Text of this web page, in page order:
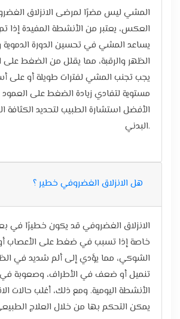
المشي ليس مضرًا لمرضى الانزلاق
العكس، يعتبر من الأنشطة المفيدة
يساعد المشي في تحسين الدورة الدموية
الظهر والرقبة، مما يقلل من الضغط
يجب تجنب المشي لفترات طويلة أو على
مستوية لتفادي زيادة الضغط على
الأفضل استشارة الطبيب لتحديد الكثافة
البدني.
هل الانزلاق الغضروفي خطير ؟
الانزلاق الغضروفي قد يكون خطيرًا في
خاصة إذا تسبب في ضغط على الأعصاب
الشوكي، مما يؤدي إلى ألم شديد في
تنميل أو ضعف في الأطراف، وصعوبة في
الأنشطة اليومية. ومع ذلك، أغلب حالات
يمكن التحكم بها من خلال العلاج